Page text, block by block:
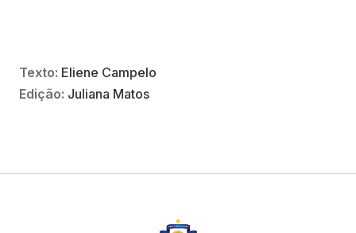
Texto: Eliene Campelo
Edição: Juliana Matos